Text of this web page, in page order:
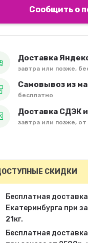
Сообщить о
Доставка
завтра или позже,
Самовывоз из
бесплатно
Доставка СДЭК
завтра или позже, от
СКИДКИ
Бесплатная
Екатеринбурга при
21кг.
Бесплатная